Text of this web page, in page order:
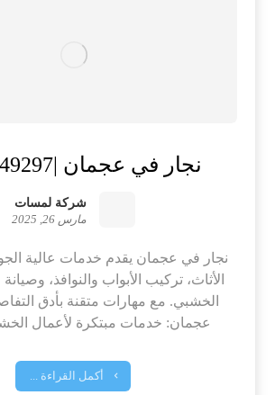
نجار في عجمان |0547149297
شركة لمسات
مارس 26, 2025
نجار في عجمان يقدم خدمات عالية
الأثاث، تركيب الأبواب والنوافذ،
الخشبي. مع مهارات متقنة بأدق
عجمان: خدمات مبتكرة لأعمال
أكمل القراءة ...